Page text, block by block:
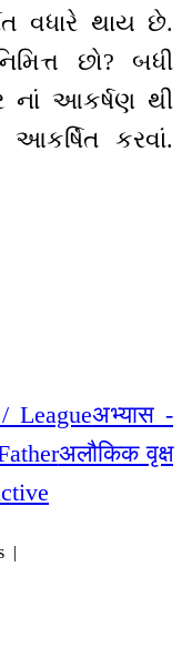
વધારે થાય છે.
છો? બધી
નાં આકર્ષણ થી
કરવાં.
Leagueअभ्यास -
अलौकिक वृक्ष
|